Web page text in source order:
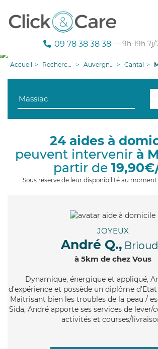
09 78 38 38 38 — 9h-19h 7j/
Accueil Recherche aide à domicile Auvergne-Rhône-Alpes Cantal
24 aides à
peuvent intervenir à
partir de
Sous réserve de leur disponibilité au
JOYEUX
André Q.,
à 5km de chez Vous
Dynamique, énergique et appliqué,
d'expérience et possède un diplôme
Maitrisant bien les troubles de la peau /
Sida, André apporte ses services de
activités et courses/